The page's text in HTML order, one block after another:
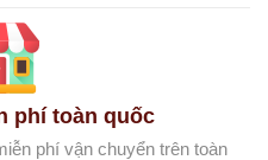
phí toàn quốc
phí vận chuyển trên toàn